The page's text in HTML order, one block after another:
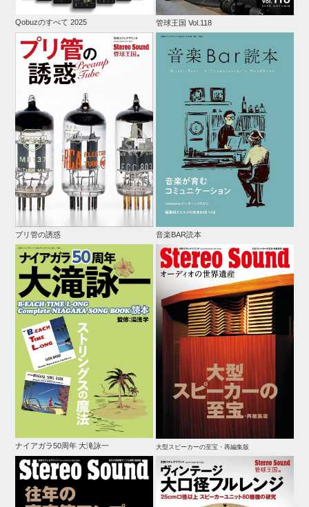
Qobuzのすべて 2025 管球王国 Vol.118
プリ管の誘惑 音楽BAR読本
ナイアガラ50周年 大滝詠一 大型スピーカーの至宝・再編集版